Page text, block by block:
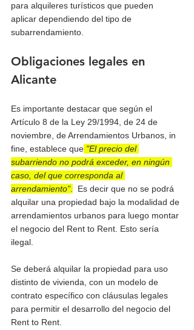
para alquileres turísticos que pueden
aplicar dependiendo del tipo de
subarrendamiento.
Obligaciones legales en
Alicante
Es importante destacar que según el
Artículo 8 de la Ley 29/1994, de 24 de
noviembre, de Arrendamientos Urbanos, in
fine, establece que "El precio del
subarriendo no podrá exceder, en ningún
caso, del que corresponda al
arrendamiento"
  Es decir que no se podrá
alquilar una propiedad bajo la modalidad de
arrendamientos urbanos para luego montar
el negocio del Rent to Rent. Esto sería
ilegal.
Se deberá alquilar la propiedad para uso
distinto de vivienda, con un modelo de
contrato específico con cláusulas legales
para permitir el desarrollo del negocio del
Rent to Rent.